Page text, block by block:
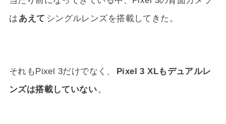
は あえて シングルレンズを搭載してきた。
それもPixel 3だけでなく、
Pixel 3 XLもデュアルレ
ンズは搭載していない。